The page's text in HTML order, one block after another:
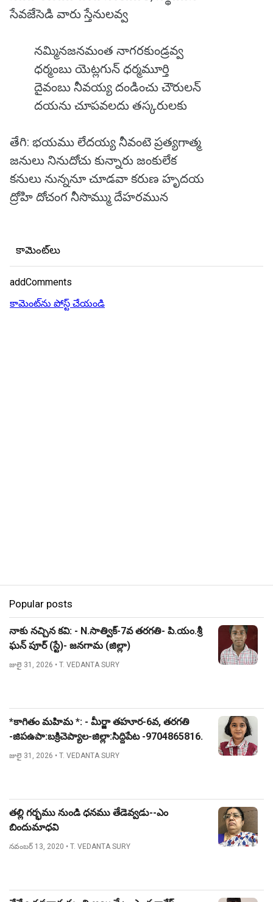
సేవజేసెడి వారు స్తేనులవ్వ
నమ్మినజనమంత నాగరకుండ్రవ్వ
ధర్మంబు యెట్లగున్ ధర్మమూర్తి
దైవంబు నీవయ్య దండించు చౌరులన్
దయను చూపవలదు తస్కరులకు
తేగి: భయము లేదయ్య నీవంటె ప్రత్యగాత్మ
జనులు నినుదోచు కున్నారు జంకులేక
కనులు నున్ననూ చూడవా కరుణ హృదయ
ద్రోహి దోచంగ నీసొమ్ము దేహరమున
కామెంట్‌లు
addComments
కామెంట్‌ను పోస్ట్ చేయండి
Popular posts
నాకు నచ్చిన కవి: - N.సాత్విక్-7వ తరగతి- పి.యం.శ్రీ
ఘన్ పూర్ (స్టే)- జనగామ (జిల్లా)
జులై 31, 2026 • T. VEDANTA SURY
*కాగితం మహిమ *: - మీర్జా తహూర-6వ, తరగతి
-జిపఉపా:బక్రిచెప్యాల-జిల్లా:సిద్దిపేట -9704865816.
జులై 31, 2026 • T. VEDANTA SURY
తల్లి గర్భము నుండి ధనము తేడెవ్వడు--ఎం
బిందుమాధవి
నవంబర్ 13, 2020 • T. VEDANTA SURY